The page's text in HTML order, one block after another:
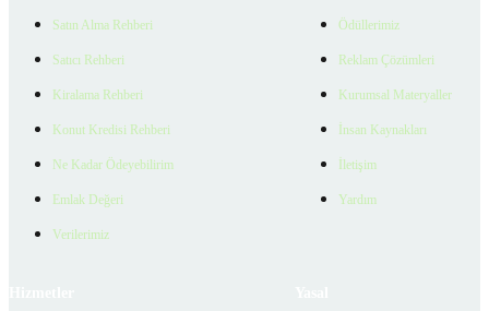
Satın Alma Rehberi
Satıcı Rehberi
Kiralama Rehberi
Konut Kredisi Rehberi
Ne Kadar Ödeyebilirim
Emlak Değeri
Verilerimiz
Ödüllerimiz
Reklam Çözümleri
Kurumsal Materyaller
İnsan Kaynakları
İletişim
Yardım